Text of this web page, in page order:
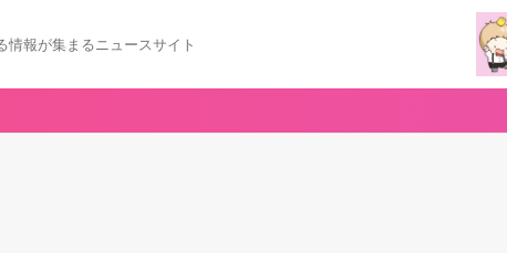
情報が集まるニュースサイト